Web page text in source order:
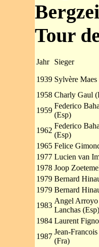
Tour
Jahr Sieger
1939 Sylvère
1958 Charly Gaul
1959
Federico
(Esp)
1962
Federico
(Esp)
1965 Felice
1977 Lucien van
1978 Joop
1979 Bernard
1979 Bernard
1983
Angel Arroyo
Lanchas (Esp)
1984 Laurent
1987
Jean-
(Fra)